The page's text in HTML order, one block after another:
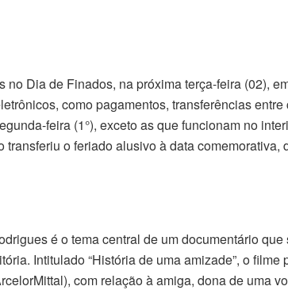
Dia de Finados, na próxima terça-feira (02),
como pagamentos, transferências
feira (1°), exceto as que funcionam no
o feriado alusivo à data comemorativa,
é o tema central de um documentário
Intitulado “História de uma amizade”, o filme
com relação à amiga, dona de uma